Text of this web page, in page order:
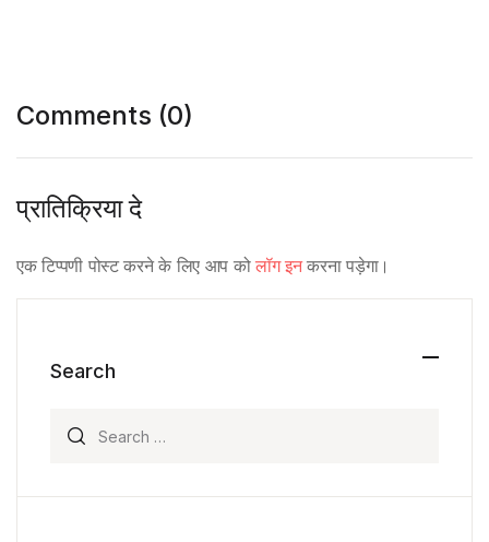
Comments (0)
प्रातिक्रिया दे
एक टिप्पणी पोस्ट करने के लिए आप कोलॉग इनकरना पड़ेगा।
Search